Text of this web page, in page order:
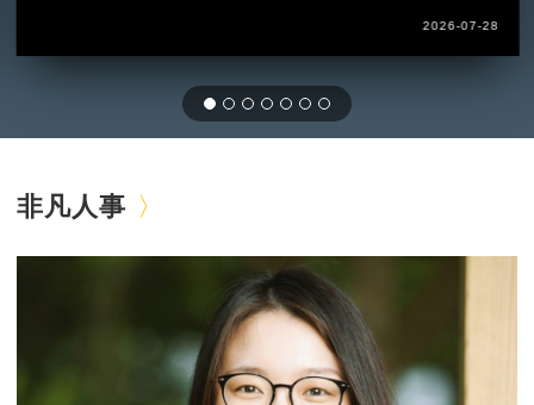
2026-07-28
非凡人事